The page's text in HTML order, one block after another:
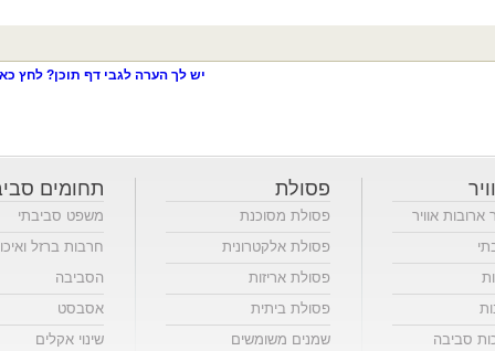
יש לך הערה לגבי דף תוכן? לחץ
ארובות אוויר
סביבה
פסולת
פסולת מסוכנת
פסולת אלקטרונית
פסולת אריזות
פסולת ביתית
שמנים משומשים
תחומים
משפט סביבתי
חרבות ברזל
הסביבה
אסבסט
שינוי אקלים